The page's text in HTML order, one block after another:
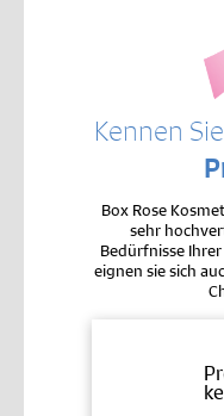
Kennen
Box Rose
sehr
Bedürfnisse
eignen sie sich